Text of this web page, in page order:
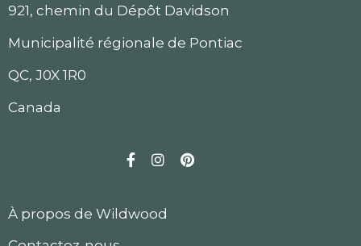
921, chemin du Dépôt Davidson
Municipalité régionale de Pontiac
QC, J0X 1R0
Canada
FacebookInstagram
Pinterest
À propos de Wildwood